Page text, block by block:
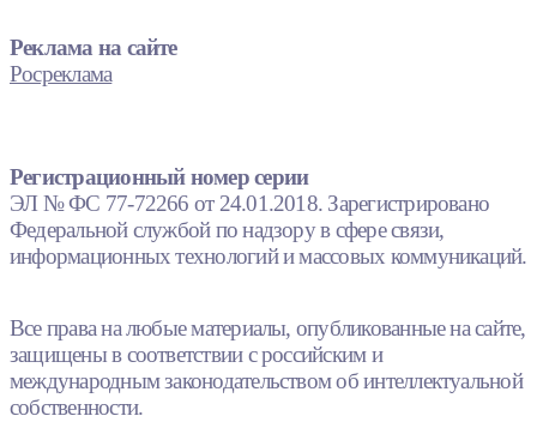
Реклама на сайте
Росреклама
Регистрационный номер серии
ЭЛ № ФС 77-72266 от 24.01.2018. Зарегистрировано
Федеральной службой по надзору в сфере связи,
информационных технологий и массовых коммуникаций.
Все права на любые материалы, опубликованные на сайте,
защищены в соответствии с российским и
международным законодательством об интеллектуальной
собственности.